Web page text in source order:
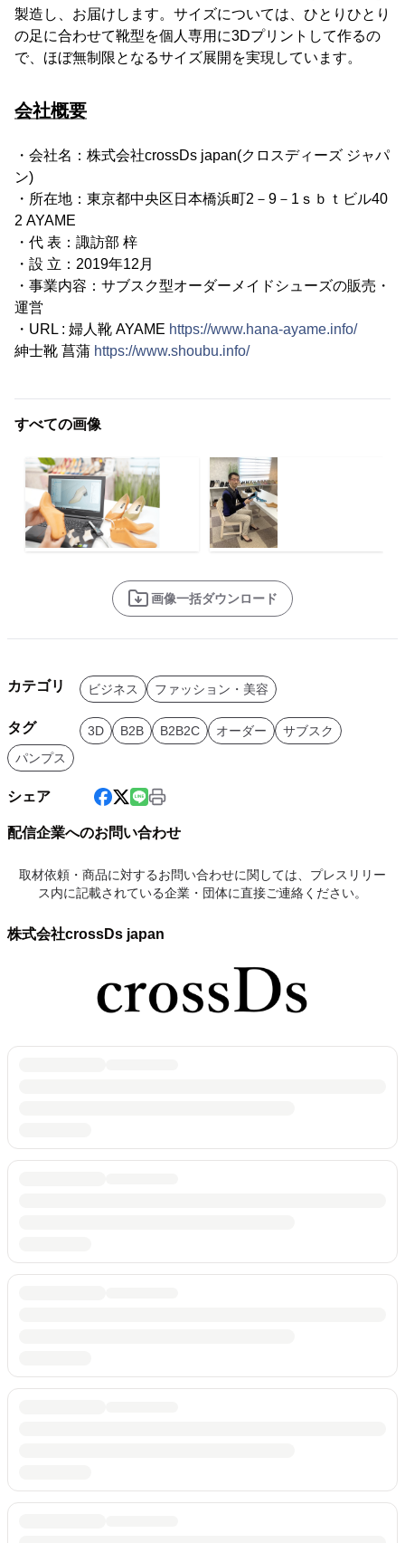
製造し、お届けします。サイズについては、ひとりひとり
の足に合わせて靴型を個人専用に3Dプリントして作るの
で、ほぼ無制限となるサイズ展開を実現しています。
会社概要
・会社名：株式会社crossDs japan(クロスディーズ ジャパ
ン)
・所在地：東京都中央区日本橋浜町2－9－1ｓｂｔビル40
2 AYAME
・代 表：諏訪部 梓
・設 立：2019年12月
・事業内容：サブスク型オーダーメイドシューズの販売・
運営
・URL : 婦人靴 AYAME https://www.hana-ayame.info/
紳士靴 菖蒲 https://www.shoubu.info/
すべての画像
画像一括ダウンロード
カテゴリ ビジネス ファッション・美容
タグ 3D B2B B2B2C オーダー
サブスク
パンプス
シェア
配信企業へのお問い合わせ
取材依頼・商品に対するお問い合わせに関しては、プレスリリー
ス内に記載されている企業・団体に直接ご連絡ください。
株式会社crossDs japan